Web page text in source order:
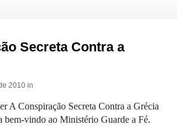
Secreta Contra a
2010 in
A Conspiração Secreta Contra a Grécia
bem-vindo ao Ministério Guarde a Fé.